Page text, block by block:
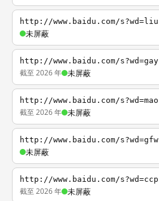
http://www.baidu.com/s?wd=liu
未屏蔽
http://www.baidu.com/s?wd=gay
截至 2026 年 未屏蔽
http://www.baidu.com/s?wd=mao
截至 2026 年 未屏蔽
http://www.baidu.com/s?wd=gfw
未屏蔽
http://www.baidu.com/s?wd=ccp
截至 2026 年 未屏蔽